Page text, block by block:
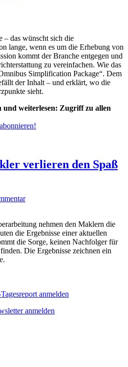
– das wünscht sich die
lange, wenn es um die Erhebung von
kommt der Branche entgegen und
zu vereinfachen. Wie das
Simplification Package“. Dem
der Inhalt – und erklärt, wo die
sieht.
und weiterlesen: Zugriff zu allen
verlieren den Spaß
nehmen den Maklern die
die Ergebnisse einer aktuellen
die Sorge, keinen Nachfolger für
Die Ergebnisse zeichnen ein